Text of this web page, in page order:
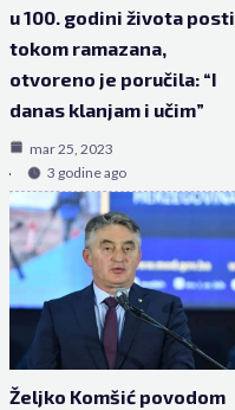
u 100. godini života posti
tokom ramazana,
otvoreno je poručila: “I
danas klanjam i učim”
mar 25, 2023
3 godine ago
Željko Komšić povodom